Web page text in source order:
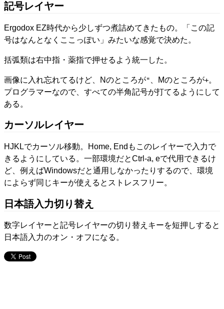
記号レイヤー
Ergodox EZ時代から少しずつ煮詰めてきたもの。「この記
号はなんとなくここっぽい」みたいな感覚で決めた。
括弧類は右中指・薬指で押せるよう統一した。
画像に入れ忘れてるけど、Nのところが" 、Mのところが+。
プログラマーなので、すべての半角記号が打てるようにして
ある。
カーソルレイヤー
HJKLでカーソル移動。Home, Endもこのレイヤーで入力で
きるようにしている。一部環境だとCtrl-a, eで代用できるけ
ど、例えばWindowsだと通用しなかったりするので、環境
によらず同じキーが使えるとストレスフリー。
日本語入力切り替え
数字レイヤーと記号レイヤーの切り替えキーを短押しすると
日本語入力のオン・オフになる。